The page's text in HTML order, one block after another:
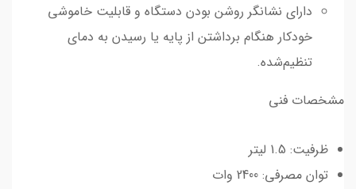
دارای نشانگر روشن بودن دستگاه و قابلیت خاموشی
خودکار هنگام برداشتن از پایه یا رسیدن به دمای
تنظیم‌شده.
مشخصات فنی
ظرفیت: 1.5 لیتر
توان مصرفی: 2400 وات